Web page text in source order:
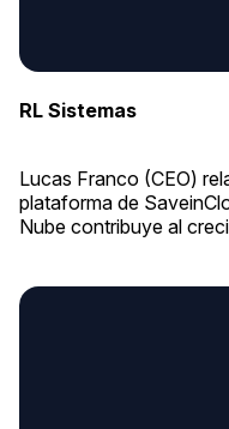
RL Sistemas
Lucas Franco (CEO)
plataforma de
Nube contribuye al